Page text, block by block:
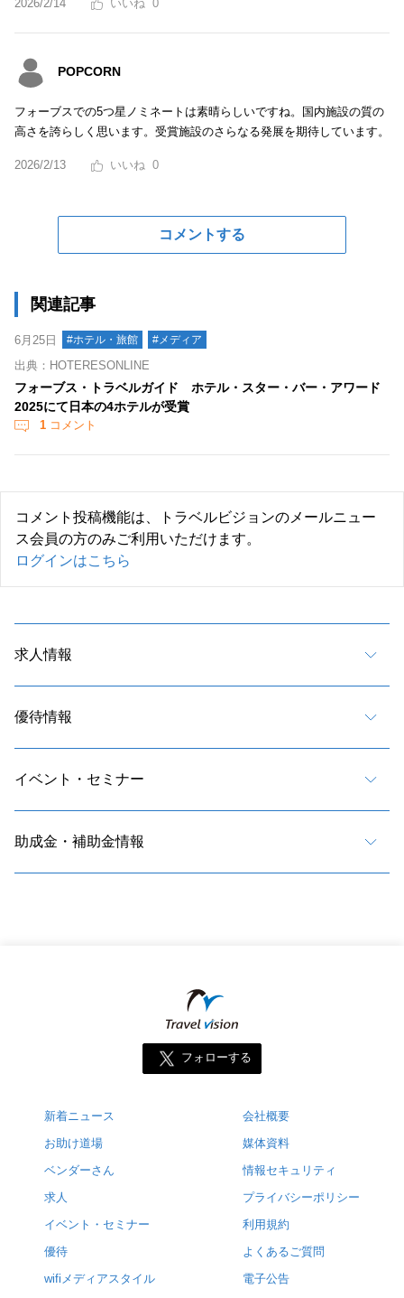
2026/2/14 0
POPCORN
フォーブスでの5つ星ノミネートは素晴らしいですね。国内施設の質の
高さを誇らしく思います。受賞施設のさらなる発展を期待しています。
2026/2/13 0
コメントする
関連記事
6月25日 #ホテル・旅館 #メディア
出典：HOTERESONLINE
フォーブス・トラベルガイド ホテル・スター・バー・アワード
2025にて日本の4ホテルが受賞
1 コメント
コメント投稿機能は、トラベルビジョンのメールニュー
ス会員の方のみご利用いただけます。
ログインはこちら
求人情報
優待情報
イベント・セミナー
助成金・補助金情報
フォローする
新着ニュース
お助け道場
ベンダーさん
求人
イベント・セミナー
優待
wifiメディアスタイル
会社概要
媒体資料
情報セキュリティ
プライバシーポリシー
利用規約
よくあるご質問
電子公告